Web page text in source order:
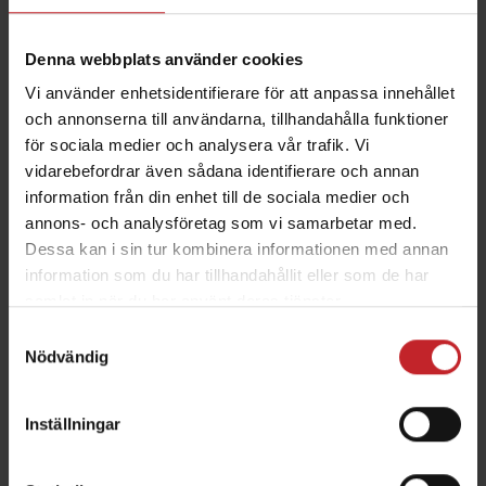
Denna webbplats använder cookies
Vi använder enhetsidentifierare för att anpassa innehållet
och annonserna till användarna, tillhandahålla funktioner
för sociala medier och analysera vår trafik. Vi
vidarebefordrar även sådana identifierare och annan
information från din enhet till de sociala medier och
annons- och analysföretag som vi samarbetar med.
Dessa kan i sin tur kombinera informationen med annan
information som du har tillhandahållit eller som de har
Nödvändig
Inställningar
V 6-12
Sårör stängd botten